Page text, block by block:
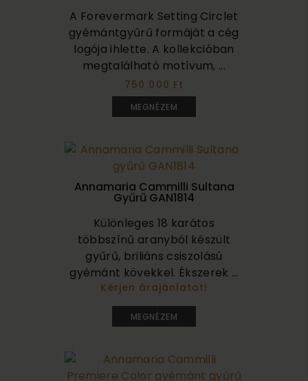
A Forevermark Setting Circlet
gyémántgyűrű formáját a cég
logója ihlette. A kollekcióban
megtalálható motívum, ...
750 000 Ft
MEGNÉZEM
Annamaria Cammilli Sultana
Gyűrű GAN1814
Különleges 18 karátos
többszínű aranyból készült
gyűrű, briliáns csiszolású
gyémánt kövekkel. Ékszerek ...
Kérjen árajánlatot!
MEGNÉZEM